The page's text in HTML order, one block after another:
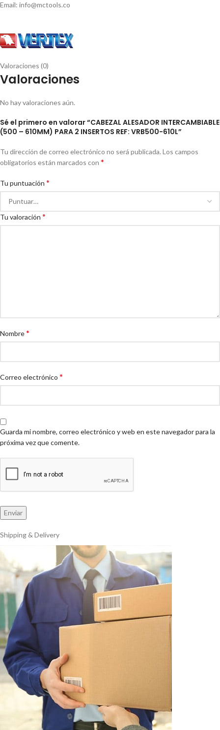
Email: info@mctools.co
Valoraciones (0)
Valoraciones
No hay valoraciones aún.
Sé el primero en valorar “CABEZAL ALESADOR INTERCAMBIABLE
(500 – 610MM) PARA 2 INSERTOS REF: VRB500-610L”
Tu dirección de correo electrónico no será publicada. Los campos
obligatorios están marcados con *
Tu puntuación *
Tu valoración *
Nombre*
Correo electrónico *
Guarda mi nombre, correo electrónico y web en este navegador para la
próxima vez que comente.
Shipping & Delivery